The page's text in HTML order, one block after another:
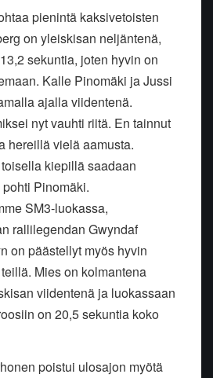
pienintä kaksivetoisten
on yleiskisan neljäntenä,
sekuntia, joten hyvin on
Kalle Pinomäki ja Jussi
ajalla viidentenä.
nyt vauhti riitä. En tainnut
hereillä vielä aamusta.
kiepillä saadaan
Pinomäki.
SM3-luokassa,
rallilegendan Gwyndaf
on päästellyt myös hyvin
Mies on kolmantena
viidentenä ja luokassaan
on 20,5 sekuntia koko
poistui ulosajon myötä